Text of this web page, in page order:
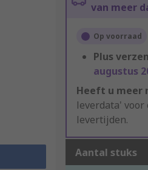
van meer
Op voorraad
Plus
augustus
Heeft u meer
leverdata' voor
levertijden.
Aantal stuks